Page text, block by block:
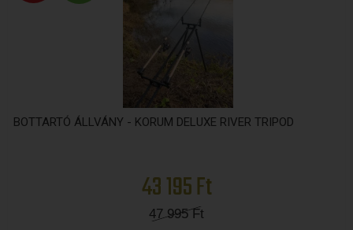
BOTTARTÓ ÁLLVÁNY - KORUM DELUXE RIVER TRIPOD
43 195 Ft
47 995Ft